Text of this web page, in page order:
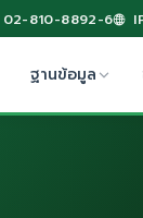
02-810-8892-6
ฐานข้อมูล